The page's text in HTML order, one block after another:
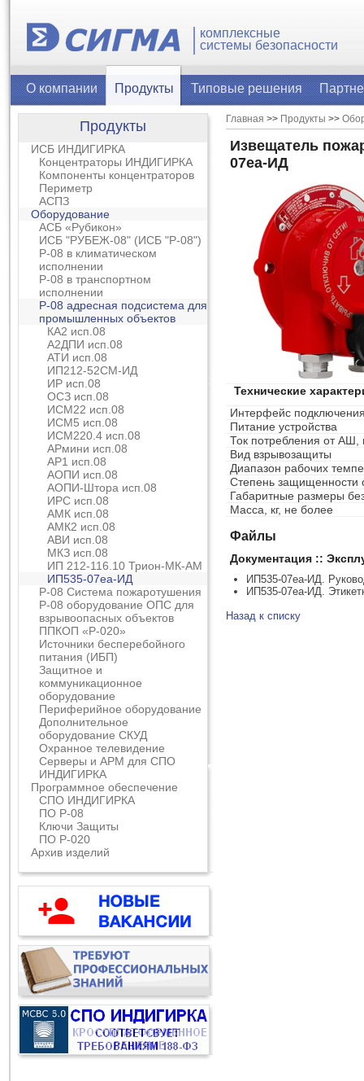
комплексные
системы безопасности
О компании Продукты Типовые решения
Продукты
ИСБ ИНДИГИРКА
Концентраторы ИНДИГИРКА
Компоненты концентраторов
Периметр
АСПЗ
Оборудование
АСБ «Рубикон»
ИСБ "РУБЕЖ-08" (ИСБ "Р-08")
Р-08 в климатическом
исполнении
Р-08 в транспортном
исполнении
Р-08 адресная подсистема для
промышленных объектов
КА2 исп.08
А2ДПИ исп.08
АТИ исп.08
ИП212-52СМ-ИД
ИР исп.08
ОСЗ исп.08
ИСМ22 исп.08
ИСМ5 исп.08
ИСМ220.4 исп.08
АРмини исп.08
АР1 исп.08
АОПИ исп.08
АОПИ-Штора исп.08
ИРС исп.08
АМК исп.08
АМК2 исп.08
АВИ исп.08
МКЗ исп.08
ИП 212-116.10 Трион-МК-АМ
ИП535-07еа-ИД
Р-08 Система пожаротушения
Р-08 оборудование ОПС для
взрывоопасных объектов
ППКОП «Р-020»
Источники бесперебойного
питания (ИБП)
Защитное и
коммуникационное
оборудование
Периферийное оборудование
Дополнительное
оборудование СКУД
Охранное телевидение
Серверы и АРМ для СПО
ИНДИГИРКА
Программное обеспечение
СПО ИНДИГИРКА
ПО Р-08
Ключи Защиты
ПО Р-020
Архив изделий
Главная >> Продукты >>
Извещатель
07еа-ИД
Технические
Интерфейс
Питание устройства
Ток потребления от
Вид взрывозащиты
Диапазон рабочих
Степень защищенности
Габаритные размеры
Масса, кг, не более
Файлы
Документация ::
ИП535-07еа-ИД.
ИП535-07еа-ИД.
Назад к списку